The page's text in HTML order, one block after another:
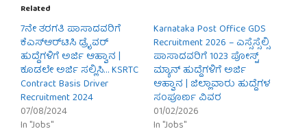
Related
7ನೇ ತರಗತಿ ಪಾಸಾದವರಿಗೆ
ಕೆಎಸ್‌ಆರ್‌ಟಿಸಿ ಡ್ರೈವರ್
ಹುದ್ದೆಗಳಿಗೆ ಅರ್ಜಿ ಆಹ್ವಾನ |
ಕೂಡಲೇ ಅರ್ಜಿ ಸಲ್ಲಿಸಿ… KSRTC
Contract Basis Driver
Recruitment 2024
07/08/2024
In "Jobs"
Karnataka Post Office GDS
Recruitment 2026 – ಎಸ್ಸೆಸ್ಸೆಲ್ಸಿ
ಪಾಸಾದವರಿಗೆ 1023 ಪೋಸ್ಟ್
ಮ್ಯಾನ್ ಹುದ್ದೆಗಳಿಗೆ ಅರ್ಜಿ
ಆಹ್ವಾನ | ಜಿಲ್ಲಾವಾರು ಹುದ್ದೆಗಳ
ಸಂಪೂರ್ಣ ವಿವರ
01/02/2026
In "Jobs"